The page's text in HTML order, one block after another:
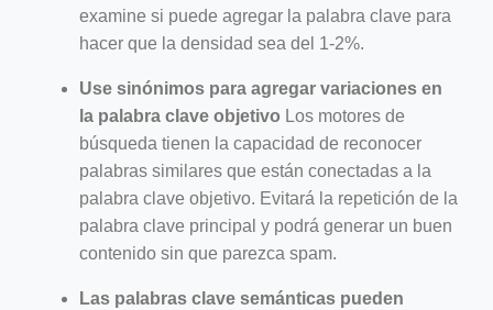
examine si puede agregar la palabra clave para
hacer que la densidad sea del 1-2%.
Use sinónimos para agregar variaciones en
la palabra clave objetivo Los motores de
búsqueda tienen la capacidad de reconocer
palabras similares que están conectadas a la
palabra clave objetivo. Evitará la repetición de la
palabra clave principal y podrá generar un buen
contenido sin que parezca spam.
Las palabras clave semánticas pueden